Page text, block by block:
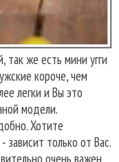
так же есть мини угги
короче, чем
легки и Вы это
модели.
Хотите
зависит только от Вас.
очень важен